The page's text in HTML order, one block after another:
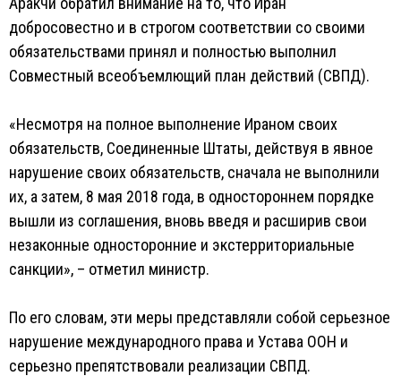
добросовестно и в строгом соответствии со своими
обязательствами принял и полностью выполнил
Совместный всеобъемлющий план действий (СВПД).
«Несмотря на полное выполнение Ираном своих
обязательств, Соединенные Штаты, действуя в явное
нарушение своих обязательств, сначала не выполнили
их, а затем, 8 мая 2018 года, в одностороннем порядке
вышли из соглашения, вновь введя и расширив свои
незаконные односторонние и экстерриториальные
санкции», – отметил министр.
По его словам, эти меры представляли собой серьезное
нарушение международного права и Устава ООН и
серьезно препятствовали реализации СВПД.